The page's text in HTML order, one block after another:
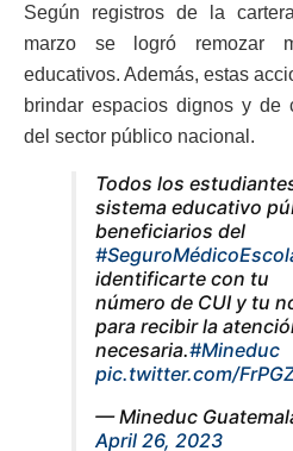
Según registros de la
marzo se logró remozar
educativos. Además, estas
brindar espacios dignos y de
del sector público nacional.
Todos los
sistema educativo
beneficiarios del
identificarte con tu
número de CUI y tu
para recibir la
necesaria.#Mineduc
pic.twitter.com/
— Mineduc
April 26, 2023